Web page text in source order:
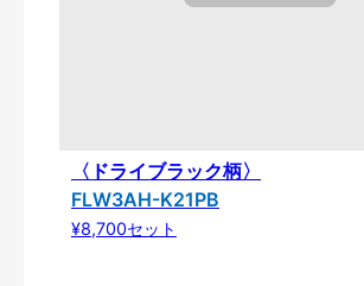
〈ドライブラック柄〉
FLW3AH-K21PB
¥8,700セット